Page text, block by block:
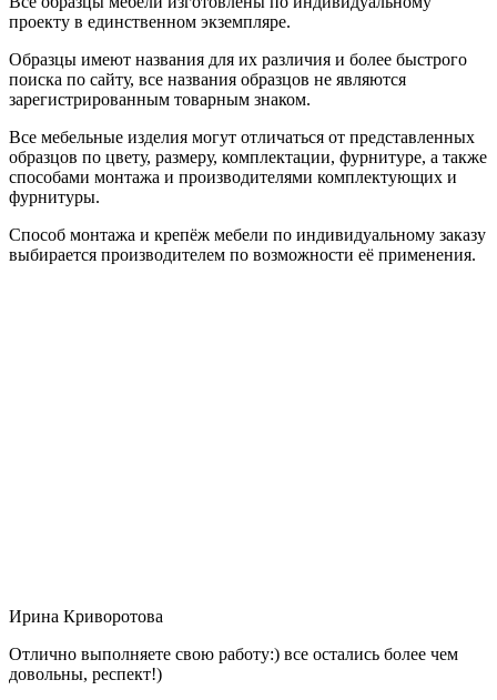
проекту в единственном экземпляре.
Образцы имеют названия для их различия и более быстрого
поиска по сайту, все названия образцов не являются
зарегистрированным товарным знаком.
Все мебельные изделия могут отличаться от представленных
образцов по цвету, размеру, комплектации, фурнитуре, а также
способами монтажа и производителями комплектующих и
фурнитуры.
Способ монтажа и крепёж мебели по индивидуальному заказу
выбирается производителем по возможности её применения.
Ирина Криворотова
Отлично выполняете свою работу:) все остались более чем
довольны, респект!)